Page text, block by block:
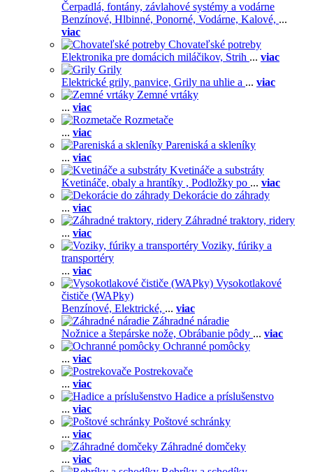
Čerpadlá, fontány, závlahové systémy a vodárne
Benzínové, Hlbinné, Ponorné, Vodárne, Kalové, ...
viac
Chovateľské potreby
Elektronika pre domácich miláčikov, Strih ... viac
Grily
Elektrické grily, panvice, Grily na uhlie a ... viac
Zemné vrtáky
... viac
Rozmetače
... viac
Pareniská a skleníky
... viac
Kvetináče a substráty
Kvetináče, obaly a hrantíky , Podložky po ... viac
Dekorácie do záhrady
... viac
Záhradné traktory, ridery
... viac
Voziky, fúriky a
transportéry
... viac
Vysokotlakové
čističe (WAPky)
Benzínové, Elektrické, ... viac
Záhradné náradie
Nožnice a štepárske nože, Obrábanie pôdy ... viac
Ochranné pomôcky
... viac
Postrekovače
... viac
Hadice a príslušenstvo
... viac
Poštové schránky
... viac
Záhradné domčeky
... viac